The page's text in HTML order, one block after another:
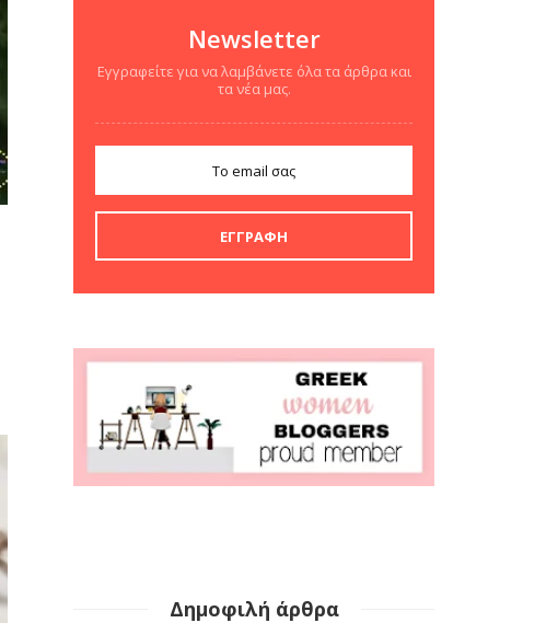
Newsletter
Εγγραφείτε για να λαμβάνετε όλα τα άρθρα και
τα νέα μας.
Δημοφιλή άρθρα